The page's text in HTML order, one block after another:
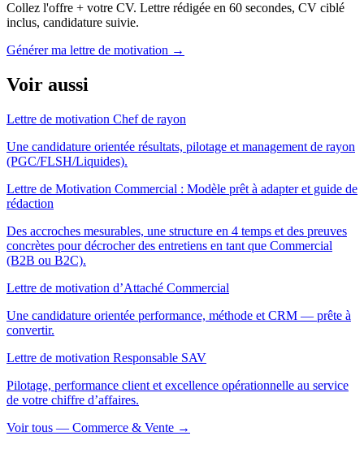
Collez l'offre + votre CV. Lettre rédigée en 60 secondes, CV ciblé
inclus, candidature suivie.
Générer ma lettre de motivation →
Voir aussi
Lettre de motivation Chef de rayon
Une candidature orientée résultats, pilotage et management de rayon
(PGC/FLSH/Liquides).
Lettre de Motivation Commercial : Modèle prêt à adapter et guide de
rédaction
Des accroches mesurables, une structure en 4 temps et des preuves
concrètes pour décrocher des entretiens en tant que Commercial
(B2B ou B2C).
Lettre de motivation d’Attaché Commercial
Une candidature orientée performance, méthode et CRM — prête à
convertir.
Lettre de motivation Responsable SAV
Pilotage, performance client et excellence opérationnelle au service
de votre chiffre d’affaires.
Voir tous — Commerce & Vente →